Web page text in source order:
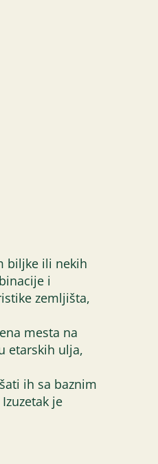
biljke ili nekih
i
zemljišta,
mesta na
etarskih ulja,
ih sa baznim
je